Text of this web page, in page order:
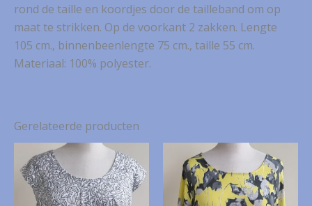
rond de taille en koordjes door de tailleband om op
maat te strikken. Op de voorkant 2 zakken. Lengte
105 cm., binnenbeenlengte 75 cm., taille 55 cm.
Materiaal: 100% polyester.
Gerelateerde producten